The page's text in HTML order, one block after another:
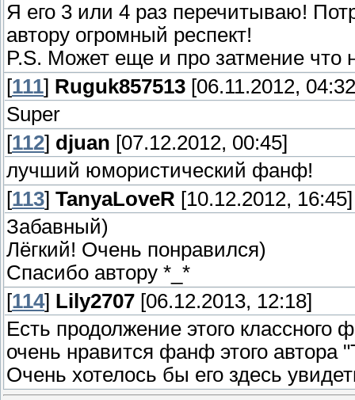
Я его 3 или 4 раз перечитываю!
автору огромный респект!
P.S. Может еще и про затмение что
[111] Ruguk857513 [06.11.2012,
Super
[112] djuan [07.12.2012, 00:45]
лучший юмористический фанф!
[113] TanyaLoveR [10.12.2012, 16:45]
Забавный)
Лёгкий! Очень понравился)
Спасибо автору *_*
[114] Lily2707 [06.12.2013, 12:18]
Есть продолжение этого
очень нравится фанф этого
Очень хотелось бы его здесь